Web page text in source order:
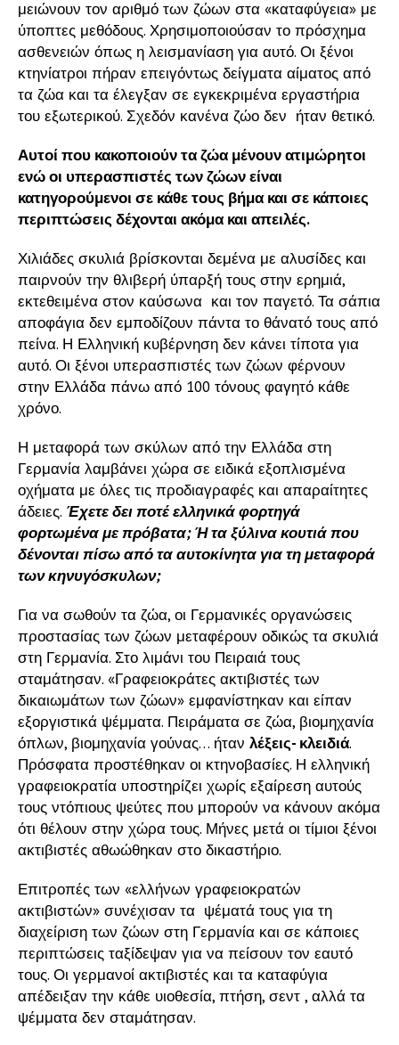
μειώνουν τον αριθμό των ζώων στα «καταφύγεια» με
ύποπτες μεθόδους. Χρησιμοποιούσαν το πρόσχημα
ασθενειών όπως η λεισμανίαση για αυτό. Οι ξένοι
κτηνίατροι πήραν επειγόντως δείγματα αίματος από
τα ζώα και τα έλεγξαν σε εγκεκριμένα εργαστήρια
του εξωτερικού. Σχεδόν κανένα ζώο δεν ήταν θετικό.
Αυτοί που κακοποιούν τα ζώα μένουν ατιμώρητοι
ενώ οι υπερασπιστές των ζώων είναι
κατηγορούμενοι σε κάθε τους βήμα και σε κάποιες
περιπτώσεις δέχονται ακόμα και απειλές.
Χιλιάδες σκυλιά βρίσκονται δεμένα με αλυσίδες και
παιρνούν την θλιβερή ύπαρξή τους στην ερημιά,
εκτεθειμένα στον καύσωνα και τον παγετό. Τα σάπια
αποφάγια δεν εμποδίζουν πάντα το θάνατό τους από
πείνα. Η Ελληνική κυβέρνηση δεν κάνει τίποτα για
αυτό. Οι ξένοι υπερασπιστές των ζώων φέρνουν
στην Ελλάδα πάνω από 100 τόνους φαγητό κάθε
χρόνο.
Η μεταφορά των σκύλων από την Ελλάδα στη
Γερμανία λαμβάνει χώρα σε ειδικά εξοπλισμένα
οχήματα με όλες τις προδιαγραφές και απαραίτητες
άδειες. Έχετε δει ποτέ ελληνικά φορτηγά
φορτωμένα με πρόβατα; Ή τα ξύλινα κουτιά που
δένονται πίσω από τα αυτοκίνητα για τη μεταφορά
των κηνυγόσκυλων;
Για να σωθούν τα ζώα, οι Γερμανικές οργανώσεις
προστασίας των ζώων μεταφέρουν οδικώς τα σκυλιά
στη Γερμανία. Στο λιμάνι του Πειραιά τους
σταμάτησαν. «Γραφειοκράτες ακτιβιστές των
δικαιωμάτων των ζώων» εμφανίστηκαν και είπαν
εξοργιστικά ψέμματα. Πειράματα σε ζώα, βιομηχανία
όπλων, βιομηχανία γούνας… ήταν λέξεις- κλειδιά.
Πρόσφατα προστέθηκαν οι κτηνοβασίες. Η ελληνική
γραφειοκρατία υποστηρίζει χωρίς εξαίρεση αυτούς
τους ντόπιους ψεύτες που μπορούν να κάνουν ακόμα
ότι θέλουν στην χώρα τους. Μήνες μετά οι τίμιοι ξένοι
ακτιβιστές αθωώθηκαν στο δικαστήριο.
Επιτροπές των «ελλήνων γραφειοκρατών
ακτιβιστών» συνέχισαν τα ψέματά τους για τη
διαχείριση των ζώων στη Γερμανία και σε κάποιες
περιπτώσεις ταξίδεψαν για να πείσουν τον εαυτό
τους. Οι γερμανοί ακτιβιστές και τα καταφύγια
απέδειξαν την κάθε υιοθεσία, πτήση, σεντ , αλλά τα
ψέμματα δεν σταμάτησαν.